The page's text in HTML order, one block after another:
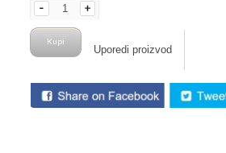
Uporedi proizvod